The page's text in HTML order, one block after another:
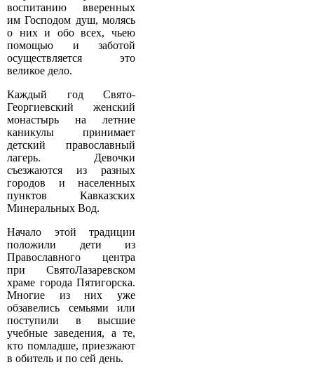
воспитанию вверенных
им Господом душ, молясь
о них и обо всех, чьею
помощью и заботой
осуществляется это
великое дело.
Каждый год Свято­
Георгиевский женский
монастырь на летние
каникулы принимает
детский православный
лагерь. Девочки
съезжаются из разных
городов и населенных
пунктов Кавказских
Минеральных Вод.
Начало этой традиции
положили дети из
Православного центра
при Свято­Лазаревском
храме города Пятигорска.
Многие из них уже
обзавелись семьями или
поступили в высшие
учебные заведения, а те,
кто по­младше, приезжают
в обитель и по сей день.